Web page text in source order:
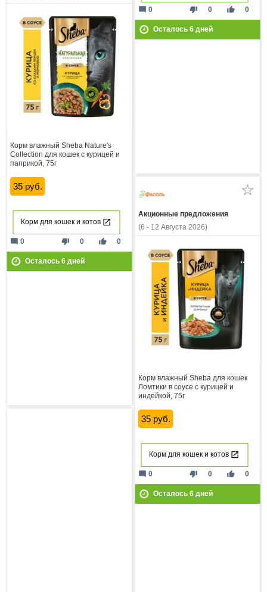
thumb_down 0 thumb_up 0
mode_comment 0
Осталось 6дней
Корм влажный Sheba Nature's
Collection для кошек с курицей и
паприкой, 75г
35 руб.
Корм для кошек и котов
thumb_down 0 thumb_up 0
mode_comment 0
Осталось 6дней
Акционные предложения
(6 - 12 Августа 2026)
Корм влажный Sheba для кошек
Ломтики в соусе с курицей и
индейкой, 75г
35 руб.
Корм для кошек и котов
thumb_down 0 thumb_up 0
mode_comment 0
Осталось 6дней